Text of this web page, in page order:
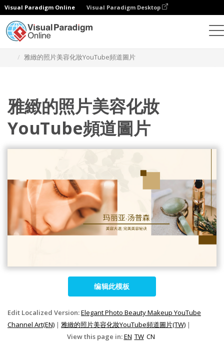
Visual Paradigm Online Visual Paradigm Desktop
雅緻的照片美容化妝YouTube頻道圖片
雅緻的照片美容化妝
YouTube頻道圖片
编辑此模板
Edit Localized Version:Elegant Photo Beauty Makeup YouTube
Channel Art(EN) | 雅緻的照片美容化妝YouTube頻道圖片(TW) |
View this page in:EN TW CN